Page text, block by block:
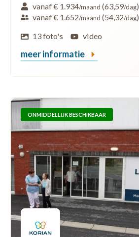
vanaf € 1.934/maand (63,59/dag)
vanaf € 1.652/maand (54,32/dag)
13 foto's
video
meer informatie
ONMIDDELLIJK BESCHIKBAAR